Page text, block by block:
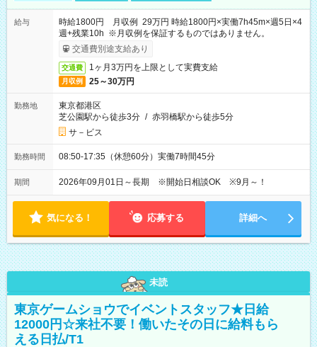
給与
時給1800円 月収例 29万円 時給1800円×実働7h45m×週5日×4
週+残業10h ※月収例を保証するものではありません。
交通費別途支給あり
交通費 1ヶ月3万円を上限として実費支給
月収例 25～30万円
勤務地
東京都港区
芝公園駅から徒歩3分 / 赤羽橋駅から徒歩5分
サ－ビス
勤務時間 08:50-17:35（休憩60分）実働7時間45分
期間 2026年09月01日～長期 ※開始日相談OK ※9月～！
気になる！ 応募する 詳細へ
未読
東京ゲームショウでイベントスタッフ★日給
12000円☆来社不要！働いたその日に給料もら
える日払/T1